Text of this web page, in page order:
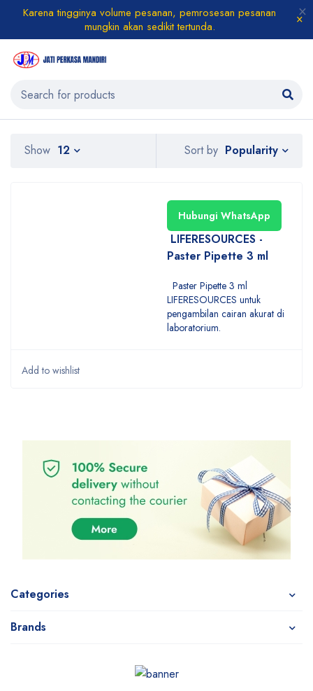
Karena tingginya volume pesanan, pemrosesan pesanan
mungkin akan sedikit tertunda.
Categories
Brands
Sort by Popularity
Show 12
Hubungi WhatsApp
LIFERESOURCES -
Paster Pipette 3 ml
Paster Pipette 3 ml
LIFERESOURCES untuk
pengambilan cairan akurat di
laboratorium.